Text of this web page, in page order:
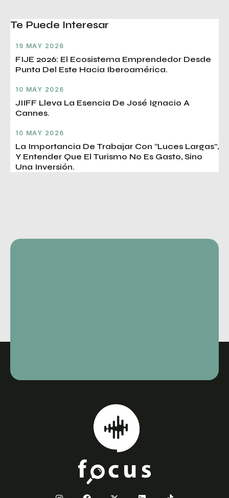
Te Puede Interesar
19 MAY 2026
FIJE 2026: El Ecosistema Emprendedor Desde
Punta Del Este Hacia Iberoamérica.
10 MAY 2026
JIIFF Lleva La Esencia De José Ignacio A
Cannes.
10 MAY 2026
La Importancia De Trabajar Con “luces Largas”,
Y Entender Que El Turismo No Es Gasto, Sino
Una Inversión.